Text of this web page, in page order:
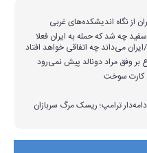
از نگاه اندیشکده‌های غربی
چه شد که حمله به ایران فعلا
می‌داند چه اتفاقی خواهد افتاد
وفق مراد دونالد پیش نمی‌رود
ترامپ؛ ریسک مرگ سربازان